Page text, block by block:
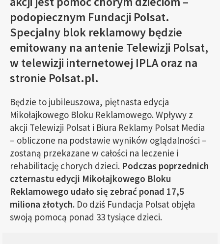
podopiecznym Fundacji Polsat.
Specjalny blok reklamowy będzie
emitowany na antenie Telewizji Polsat,
w telewizji internetowej IPLA oraz na
stronie Polsat.pl.
Będzie to jubileuszowa, piętnasta edycja
Mikołajkowego Bloku Reklamowego. Wpływy z
akcji Telewizji Polsat i Biura Reklamy Polsat Media
– obliczone na podstawie wyników oglądalności –
zostaną przekazane w całości na leczenie i
rehabilitację chorych dzieci. Podczas poprzednich
czternastu edycji Mikołajkowego Bloku
Reklamowego udało się zebrać ponad 17,5
miliona złotych. Do dziś Fundacja Polsat objęła
swoją pomocą ponad 33 tysiące dzieci.